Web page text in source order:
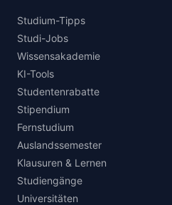
Studium-Tipps
Studi-Jobs
Wissensakademie
KI-Tools
Studentenrabatte
Stipendium
Fernstudium
Auslandssemester
Klausuren & Lernen
Studiengänge
Universitäten